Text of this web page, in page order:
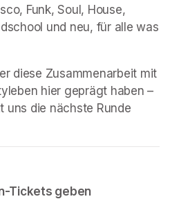
Funk, Soul, House,
und neu, für alle was
diese Zusammenarbeit mit
hier geprägt haben –
uns die nächste Runde
Tickets geben